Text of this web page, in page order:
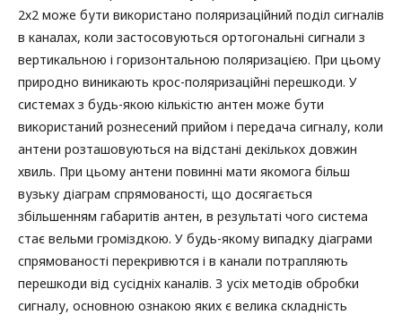
2х2 може бути використано поляризаційний поділ сигналів
в каналах, коли застосовуються ортогональні сигнали з
вертикальною і горизонтальною поляризацією. При цьому
природно виникають крос-поляризаційні перешкоди. У
системах з будь-якою кількістю антен може бути
використаний рознесений прийом і передача сигналу, коли
антени розташовуються на відстані декількох довжин
хвиль. При цьому антени повинні мати якомога більш
вузьку діаграм спрямованості, що досягається
збільшенням габаритів антен, в результаті чого система
стає вельми громіздкою. У будь-якому випадку діаграми
спрямованості перекривются і в канали потрапляють
перешкоди від сусідніх каналів. З усіх методів обробки
сигналу, основною ознакою яких є велика складність